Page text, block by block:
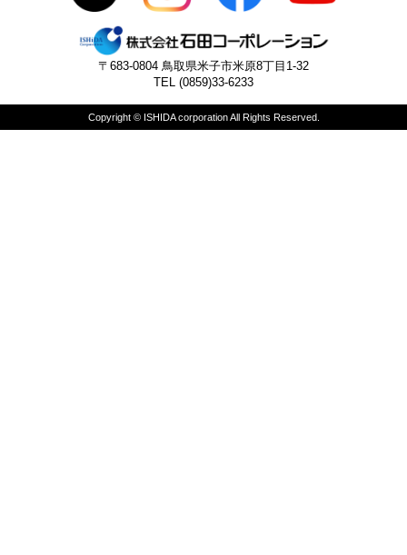
〒683-0804 鳥取県米子市米原8丁目1-32
TEL (0859)33-6233
Copyright © ISHIDA corporation All Rights Reserved.